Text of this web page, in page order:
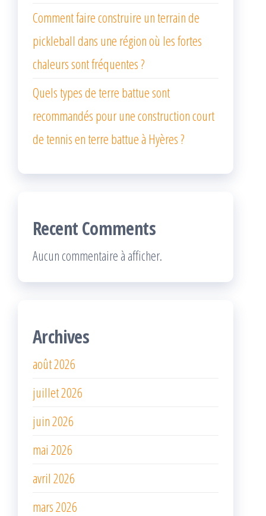
Comment faire construire un terrain de
pickleball dans une région où les fortes
chaleurs sont fréquentes ?
Quels types de terre battue sont
recommandés pour une construction court
de tennis en terre battue à Hyères ?
Recent Comments
Aucun commentaire à afficher.
Archives
août 2026
juillet 2026
juin 2026
mai 2026
avril 2026
mars 2026